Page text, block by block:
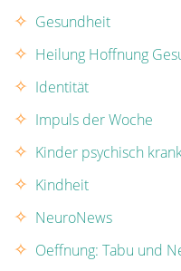
Gesundheit
Heilung Hoffnung
Identität
Impuls der Woche
Kinder psychisch
Kindheit
NeuroNews
Oeffnung: Tabu und